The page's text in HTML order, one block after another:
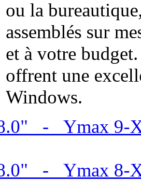
ou la
assemblés sur
et à votre
offrent une
Windows.
- Ymax 9-
- Ymax 8-